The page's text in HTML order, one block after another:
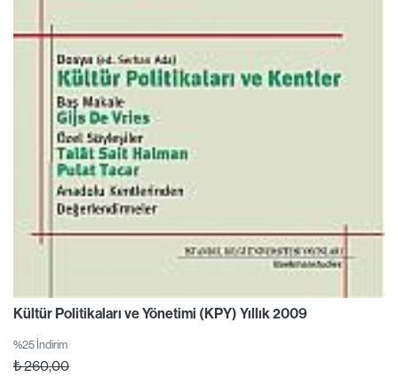
Kültür Politikaları ve Yönetimi (KPY) Yıllık 2009
%25 İndirim
₺260,00